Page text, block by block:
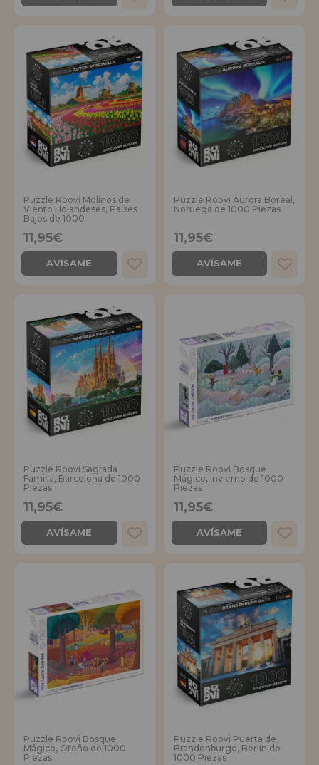
Puzzle Roovi Molinos de
Viento Holandeses, Países
Bajos de 1000
11,95€
AVÍSAME
Puzzle Roovi Aurora Boreal,
Noruega de 1000 Piezas
11,95€
AVÍSAME
Puzzle Roovi Sagrada
Familia, Barcelona de 1000
Piezas
11,95€
AVÍSAME
Puzzle Roovi Bosque
Mágico, Invierno de 1000
Piezas
11,95€
AVÍSAME
Puzzle Roovi Bosque
Mágico, Otoño de 1000
Piezas
Puzzle Roovi Puerta de
Brandenburgo, Berlín de
1000 Piezas